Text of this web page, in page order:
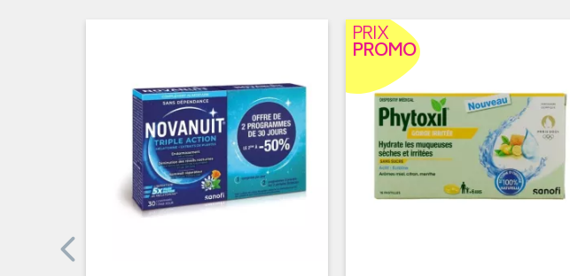
PRIX
PROMO